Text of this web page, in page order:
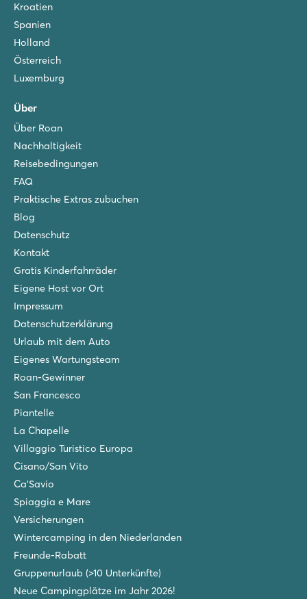
Kroatien
Spanien
Holland
Österreich
Luxemburg
Über
Über Roan
Nachhaltigkeit
Reisebedingungen
FAQ
Praktische Extras zubuchen
Blog
Datenschutz
Kontakt
Gratis Kinderfahrräder
Eigene Host vor Ort
Impressum
Datenschutzerklärung
Urlaub mit dem Auto
Eigenes Wartungsteam
Roan-Gewinner
San Francesco
Piantelle
La Chapelle
Villaggio Turistico Europa
Cisano/San Vito
Ca'Savio
Spiaggia e Mare
Versicherungen
Wintercamping in den Niederlanden
Freunde-Rabatt
Gruppenurlaub (>10 Unterkünfte)
Neue Campingplätze im Jahr 2026!